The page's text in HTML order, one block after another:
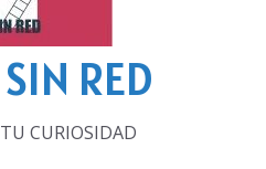
RED
CURIOSIDAD